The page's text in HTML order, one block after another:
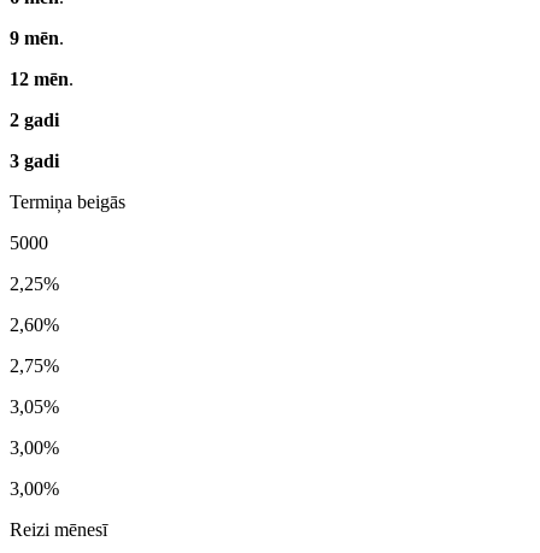
9 mēn.
12 mēn.
2 gadi
3 gadi
Termiņa beigās
5000
2,25%
2,60%
2,75%
3,05%
3,00%
3,00%
Reizi mēnesī